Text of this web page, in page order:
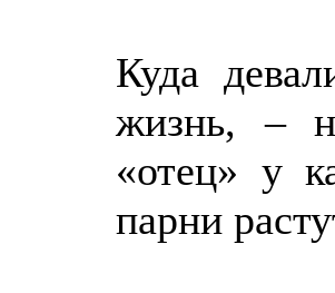
Куда
жизнь, –
«отец» у
парни